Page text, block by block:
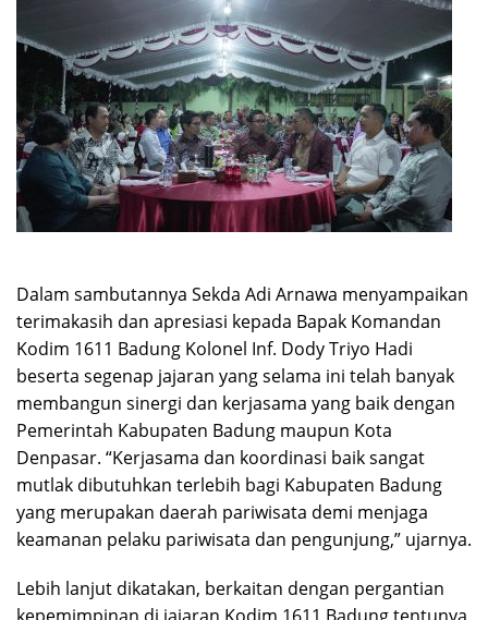
Dalam sambutannya Sekda Adi Arnawa menyampaikan
terimakasih dan apresiasi kepada Bapak Komandan
Kodim 1611 Badung Kolonel Inf. Dody Triyo Hadi
beserta segenap jajaran yang selama ini telah banyak
membangun sinergi dan kerjasama yang baik dengan
Pemerintah Kabupaten Badung maupun Kota
Denpasar. “Kerjasama dan koordinasi baik sangat
mutlak dibutuhkan terlebih bagi Kabupaten Badung
yang merupakan daerah pariwisata demi menjaga
keamanan pelaku pariwisata dan pengunjung,” ujarnya.
Lebih lanjut dikatakan, berkaitan dengan pergantian